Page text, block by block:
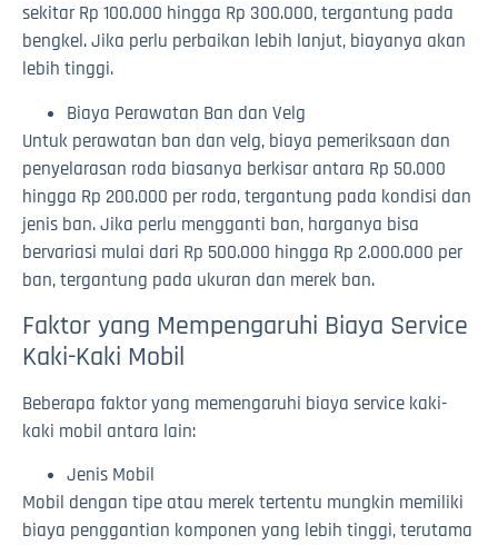
sekitar Rp 100.000 hingga Rp 300.000, tergantung pada
bengkel. Jika perlu perbaikan lebih lanjut, biayanya akan
lebih tinggi.
Biaya Perawatan Ban dan Velg
Untuk perawatan ban dan velg, biaya pemeriksaan dan
penyelarasan roda biasanya berkisar antara Rp 50.000
hingga Rp 200.000 per roda, tergantung pada kondisi dan
jenis ban. Jika perlu mengganti ban, harganya bisa
bervariasi mulai dari Rp 500.000 hingga Rp 2.000.000 per
ban, tergantung pada ukuran dan merek ban.
Faktor yang Mempengaruhi Biaya Service
Kaki-Kaki Mobil
Beberapa faktor yang memengaruhi biaya service kaki-
kaki mobil antara lain:
Jenis Mobil
Mobil dengan tipe atau merek tertentu mungkin memiliki
biaya penggantian komponen yang lebih tinggi, terutama